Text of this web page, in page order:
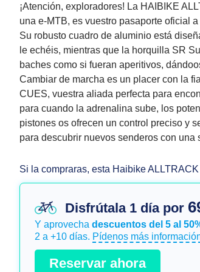
¡Atención, exploradores! La HAIBIKE
una e-MTB, es vuestro pasaporte oficial
Su robusto cuadro de aluminio está
le echéis, mientras que la horquilla SR
baches como si fueran aperitivos,
Cambiar de marcha es un placer con la
CUES, vuestra aliada perfecta para
para cuando la adrenalina sube, los
pistones os ofrecen un control preciso y
para descubrir nuevos senderos con una
Si la compraras, esta Haibike
Disfrútala 1 día por
Y aprovecha descuentos del 5 al
2 a +10 días. Pídenos más
Reservar ahora